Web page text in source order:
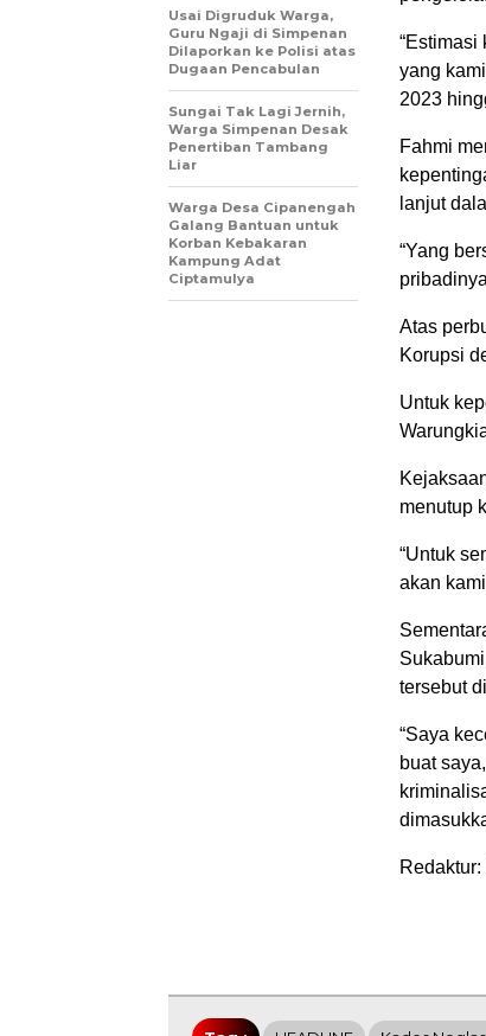
yang
2023
Fahmi
lanjut
“Yang
Atas
Korupsi
Untuk
menutup
“Untuk
akan
tersebut
“Saya
buat
Redaktur:
Usai Digruduk Warga,
Guru Ngaji di Simpenan
Dilaporkan ke Polisi atas
Dugaan Pencabulan
Sungai Tak Lagi Jernih,
Warga Simpenan Desak
Penertiban Tambang
Liar
Warga Desa Cipanengah
Galang Bantuan untuk
Korban Kebakaran
Kampung Adat
Ciptamulya